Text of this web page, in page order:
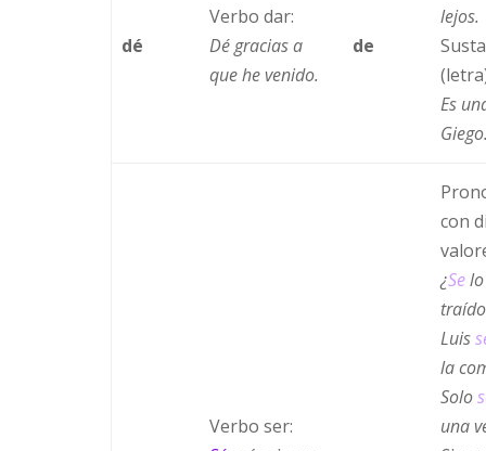
dé
Verbo dar:
Dé gracias a
que he venido.
de
lejos.
Es
Verbo ser:
con
¿Se
Luis
la
Solo
una